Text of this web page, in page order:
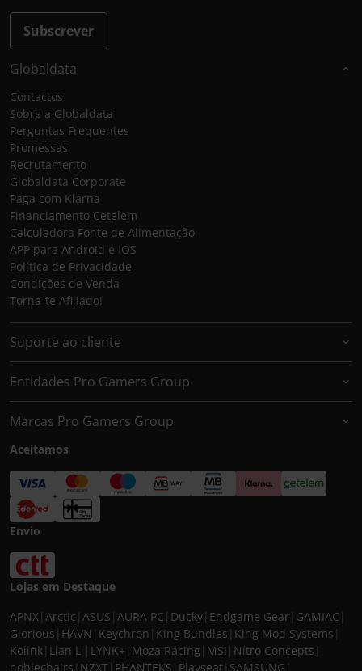
Subscrever
Globaldata
Contactos
Sobre a Globaldata
Perguntas Frequentes
Promessas
Recrutamento
Globaldata Corporate
Paga com Klarna
Financiamento Cetelem
Calculadora Fonte de Alimentação
APP para Android e IOS
Política de Privacidade
Condições de Venda
Torna-te Afiliado!
Suporte ao cliente
Entidades Pro Gamers Group
Marcas Pro Gamers Group
Aceitamos
Envio
Lojas em Destaque
APNX Arctic ASUS AURA PC Ducky Endgame Gear GAMIAC
Glorious HAVN Keychron King Bundles King Mod Systems
Kolink Lian Li LYNK+ Moza Racing MSI Nitro Concepts
noblechairs NZXT PHANTEKS Playseat SAMSUNG